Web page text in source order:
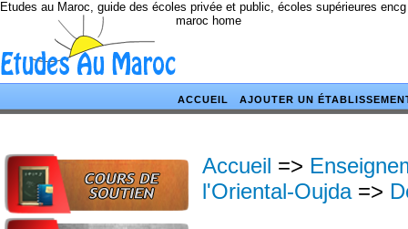
Etudes au Maroc, guide des écoles privée et public, écoles supérieures
maroc home
ACCUEIL AJOUTER UN
Accueil =>
l'Oriental-Oujda=>